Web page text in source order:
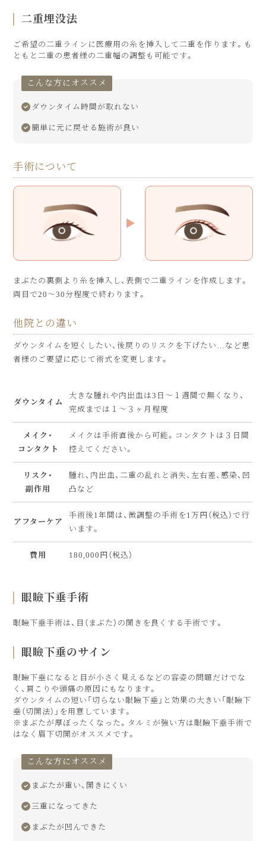
二重埋没法
ご希望の二重ラインに医療用の糸を挿入して二重を作ります。も
ともと二重の患者様の二重幅の調整も可能です。
こんな方にオススメ
ダウンタイム時間が取れない
簡単に元に戻せる施術が良い
手術について
まぶたの裏側より糸を挿入し、表側で二重ラインを作成します。
両目で20～30分程度で終わります。
他院との違い
ダウンタイムを短くしたい、後戻りのリスクを下げたい…など患
者様のご要望に応じて術式を変更します。
ダウンタイム
大きな腫れや内出血は3日〜１週間で無くなり、
完成までは１〜３ヶ月程度
メイク・
コンタクト
メイクは手術直後から可能。コンタクトは３日間
控えてください。
リスク・
副作用
腫れ、内出血、二重の乱れと消失、左右差、感染、凹
凸など
アフターケア
手術後1年間は、微調整の手術を1万円（税込）で行
います。
費用 180,000円（税込）
眼瞼下垂手術
眼瞼下垂手術は、目（まぶた）の開きを良くする手術です。
眼瞼下垂のサイン
眼瞼下垂になると目が小さく見えるなどの容姿の問題だけでな
く、肩こりや頭痛の原因にもなります。
ダウンタイムの短い「切らない眼瞼下垂」と効果の大きい「眼瞼下
垂（切開法）」を用意しています。
※まぶたが厚ぼったくなった。タルミが強い方は眼瞼下垂手術で
はなく眉下切開がオススメです。
こんな方にオススメ
まぶたが重い、開きにくい
三重になってきた
まぶたが凹んできた